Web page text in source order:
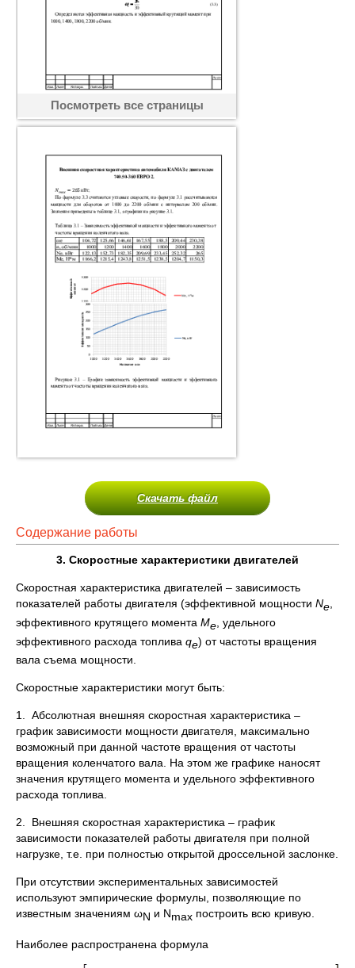
Посмотреть все страницы
Скачать файл
Содержание работы
3. Скоростные характеристики двигателей
Скоростная характеристика двигателей – зависимость
показателей работы двигателя (эффективной мощности Ne
эффективного крутящего момента Me , удельного
эффективного расхода топлива qe) от частоты вращения
вала съема мощности.
Скоростные характеристики могут быть:
1. Абсолютная внешняя скоростная характеристика –
график зависимости мощности двигателя, максимально
возможный при данной частоте вращения от частоты
вращения коленчатого вала. На этом же графике наносят
значения крутящего момента и удельного эффективного
расхода топлива.
2. Внешняя скоростная характеристика – график
зависимости показателей работы двигателя при полной
нагрузке, т.е. при полностью открытой дроссельной заслонке.
При отсутствии экспериментальных зависимостей
используют эмпирические формулы, позволяющие по
известным значениям ωN и Nmax построить всю кривую.
Наиболее распространена формула